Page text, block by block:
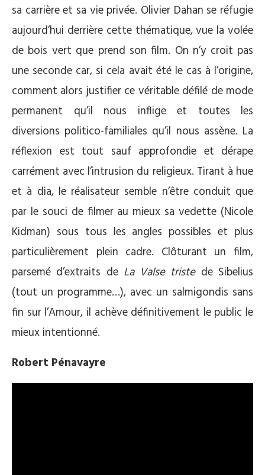
sa carrière et sa vie privée. Olivier Dahan se réfugie
aujourd’hui derrière cette thématique, vue la volée
de bois vert que prend son film. On n’y croit pas
une seconde car, si cela avait été le cas à l’origine,
comment alors justifier ce véritable défilé de mode
permanent qu’il nous inflige et toutes les
diversions politico-familiales qu’il nous assène. La
réflexion est tout sauf approfondie et dérape
carrément avec l’intrusion du religieux. Tirant à hue
et à dia, le réalisateur semble n’être conduit que
par le souci de filmer au mieux sa vedette (Nicole
Kidman) sous tous les angles possibles et plus
particulièrement plein cadre. Clôturant un film,
parsemé d’extraits de La Valse tristede Sibelius
(tout un programme…), avec un salmigondis sans
fin sur l’Amour, il achève définitivement le public le
mieux intentionné.
Robert Pénavayre